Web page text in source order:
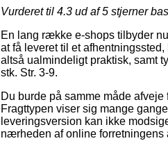
Vurderet til 4.3 ud af 5 stjerner
En lang række e-shops tilbyder
at få leveret til et
altså ualmindeligt praktisk, samt
stk. Str. 3-9.
Du burde på samme måde
Fragttypen viser sig mange
leveringsversion kan ikke
nærheden af online forretningens